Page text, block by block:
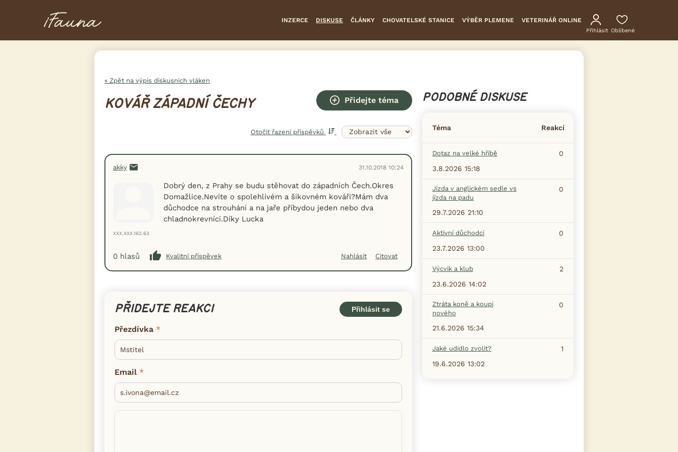
INZERCE DISKUSE ČLÁNKY CHOVATELSKÉ STANICE VÝBĚR PLEMENE VETERINÁŘ ONLINE
Přihlásit Oblíbené
« Zpět na výpis diskusních vláken
KOVÁŘ ZÁPADNÍ ČECHY Přidejte téma
Otočit řazení příspěvků
akky 31.10.2018 10:24
XXX.XXX.162.63
Dobrý den, z Prahy se budu stěhovat do západních Čech.Okres
Domažlice.Nevíte o spolehlivém a šikovném kováři?Mám dva
důchodce na strouhání a na jaře příbydou jeden nebo dva
chladnokrevníci.Díky Lucka
0 hlasů Kvalitní příspěvek Nahlásit Citovat
PŘIDEJTE REAKCI Přihlásit se
Přezdívka
Email
PODOBNÉ DISKUSE
Téma Reakcí
Dotaz na velké hříbě
0
3.8.2026 15:18
Jízda v anglickém sedle vs
jízda na padu
0
29.7.2026 21:10
Aktivní důchodci
0
23.7.2026 13:00
Výcvik a klub
2
23.6.2026 14:02
Ztráta koně a koupi
nového
0
21.6.2026 15:34
Jaké udidlo zvolit?
1
19.6.2026 13:02